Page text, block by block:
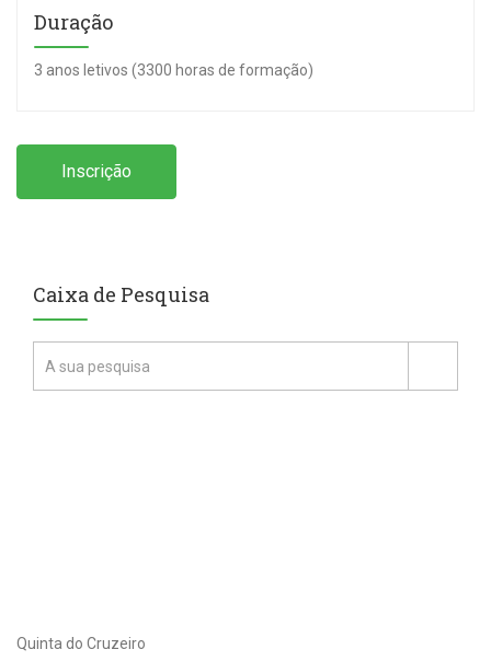
Duração
3 anos letivos (3300 horas de formação)
Inscrição
Caixa de Pesquisa
Quinta do Cruzeiro